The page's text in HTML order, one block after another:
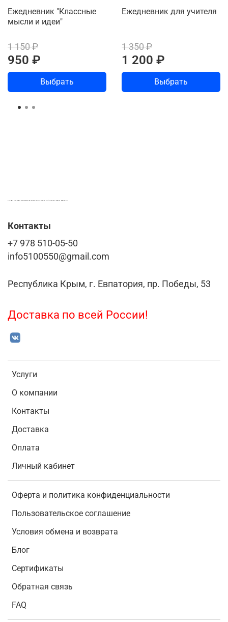
Ежедневник "Классные
мысли и идеи"
1 150 ₽
950 ₽
Выбрать
Ежедневник для учителя
1 350 ₽
1 200 ₽
Выбрать
Услуги
О компании
Контакты
Доставка
Оплата
Личный кабинет
Оферта и политика конфиденциальности
Пользовательское соглашение
Условия обмена и возврата
Блог
Сертификаты
Обратная связь
FAQ
Контакты
+7 978 510-05-50
info5100550@gmail.com
Республика Крым, г. Евпатория, пр. Победы, 53
Доставка по всей России!